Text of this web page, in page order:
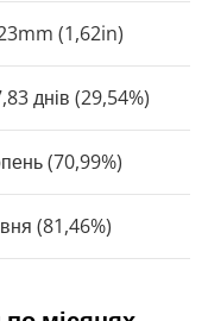
(1,62in)
днів (29,54%)
(70,99%)
(81,46%)